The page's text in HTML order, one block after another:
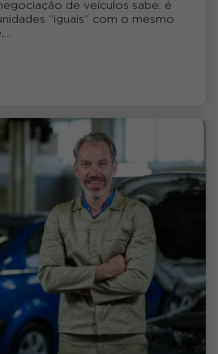
de veículos sabe: é
“iguais” com o mesmo